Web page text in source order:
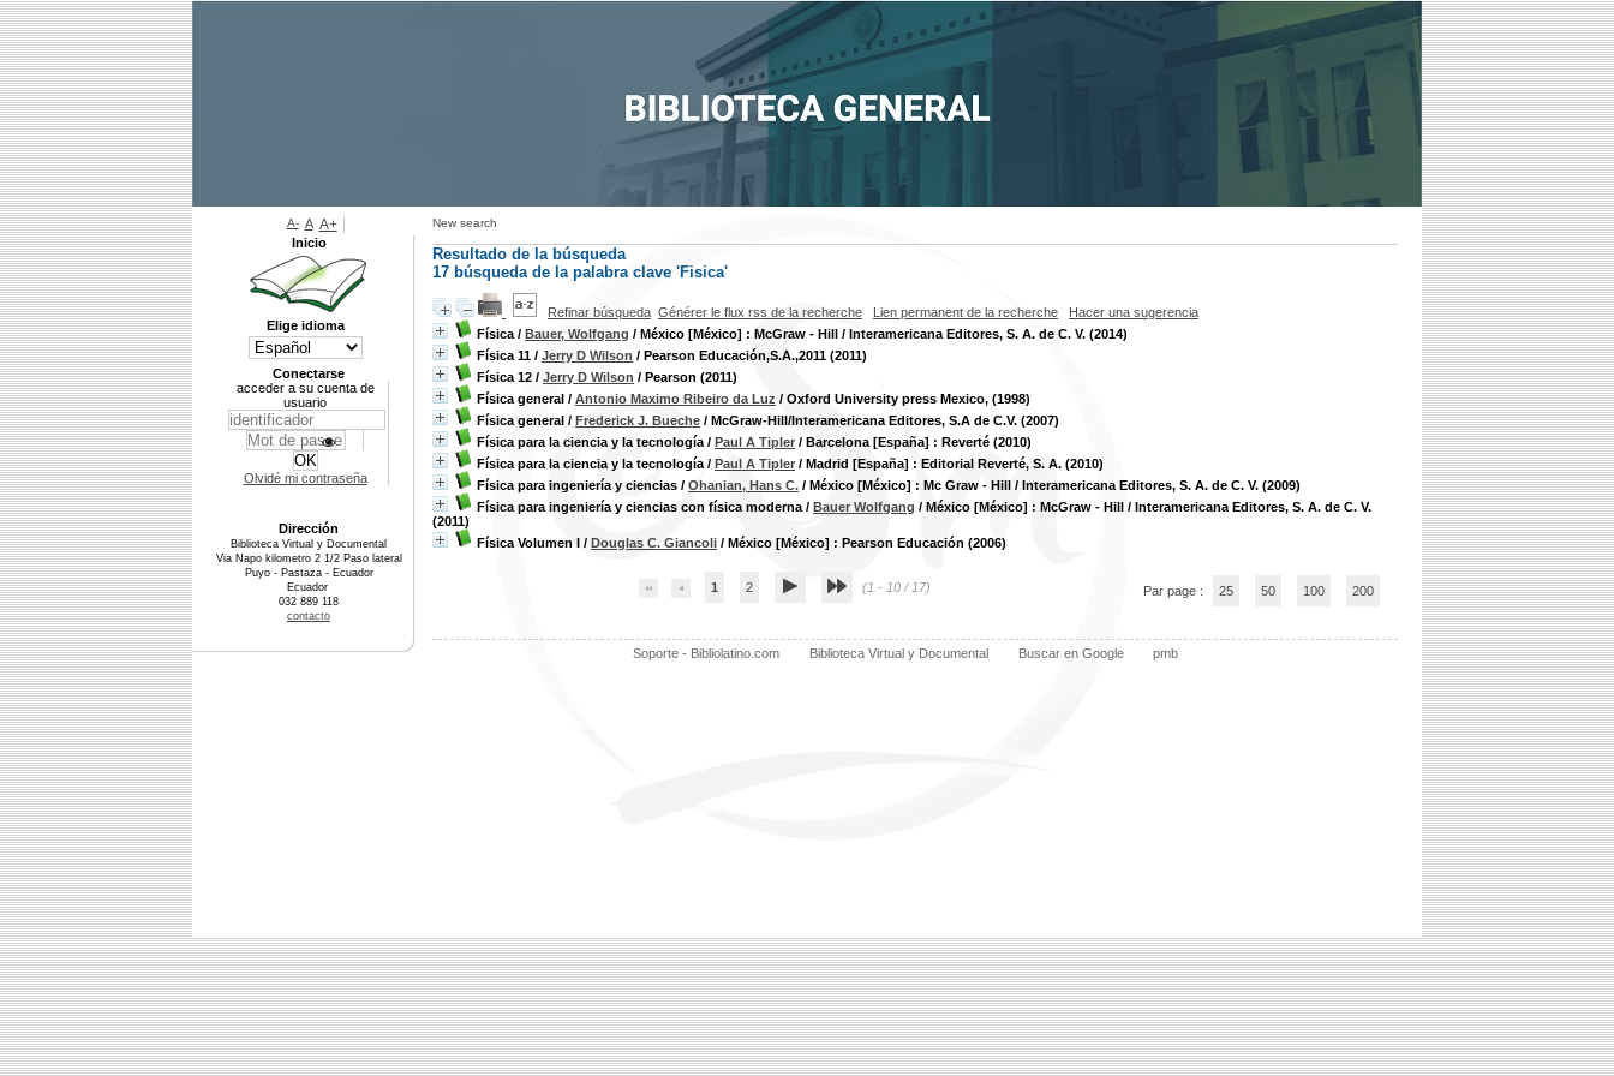
New search
Resultado de la búsqueda
17 búsqueda de la palabra clave 'Fisica'
Refinar búsqueda Générer le flux rss de la recherche Lien permanent de la recherche
Hacer una sugerencia
Física / Bauer, Wolfgang / México [México] : McGraw - Hill / Interamericana Editores, S. A. de C. V. (2014)
Física 11 / Jerry D Wilson / Pearson Educación,S.A.,2011 (2011)
Física 12 / Jerry D Wilson / Pearson (2011)
Física general / Antonio Maximo Ribeiro da Luz / Oxford University press Mexico, (1998)
Física general / Frederick J. Bueche / McGraw-Hill/Interamericana Editores, S.A de C.V. (2007)
Física para la ciencia y la tecnología / Paul A Tipler / Barcelona [España] : Reverté (2010)
Física para la ciencia y la tecnología / Paul A Tipler / Madrid [España] : Editorial Reverté, S. A. (2010)
Física para ingeniería y ciencias / Ohanian, Hans C. / México [México] : Mc Graw - Hill / Interamericana Editores, S. A. de C. V. (2009)
Física para ingeniería y ciencias con física moderna / Bauer Wolfgang / México [México] : McGraw - Hill / Interamericana Editores, S. A. de C. V.
(2011)
Física Volumen I / Douglas C. Giancoli / México [México] : Pearson Educación (2006)
1 2 (1 - 10 / 17) Par page : 25 50 100 200
Soporte - Bibliolatino.com Biblioteca Virtual y Documental Buscar en Google pmb
A- A A+
Inicio
Elige idioma
Conectarse
acceder a su cuenta de
usuario
Olvidé mi contraseña
Dirección
Biblioteca Virtual y Documental
Via Napo kilometro 2 1/2 Paso lateral
Puyo - Pastaza - Ecuador
Ecuador
032 889 118
contacto